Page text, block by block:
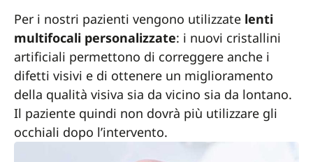
Per i nostri pazienti vengono utilizzate lenti
multifocali personalizzate: i nuovi cristallini
artificiali permettono di correggere anche i
difetti visivi e di ottenere un miglioramento
della qualità visiva sia da vicino sia da lontano.
Il paziente quindi non dovrà più utilizzare gli
occhiali dopo l’intervento.